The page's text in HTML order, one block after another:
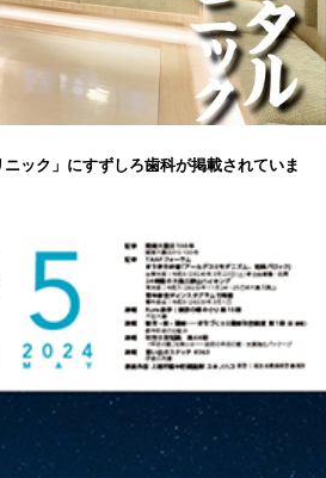
ック」にすずしろ歯科が掲載されていま